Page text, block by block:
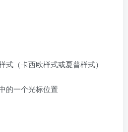
式（卡西欧样式或夏普样式）
的一个光标位置